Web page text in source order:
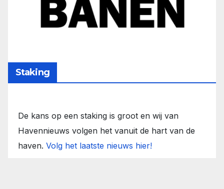
Staking
De kans op een staking is groot en wij van
Havennieuws volgen het vanuit de hart van de
haven. Volg het laatste nieuws hier!